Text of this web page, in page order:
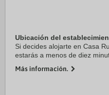
Ubicación del
Si decides alojarte en Casa
estarás a menos de diez
casa rural se encuentra a 17,4
Más información.